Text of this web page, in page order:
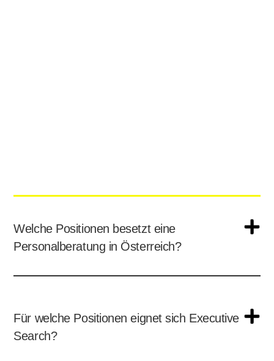
Welche Positionen besetzt eine
Personalberatung in Österreich?
Für welche Positionen eignet sich Executive
Search?